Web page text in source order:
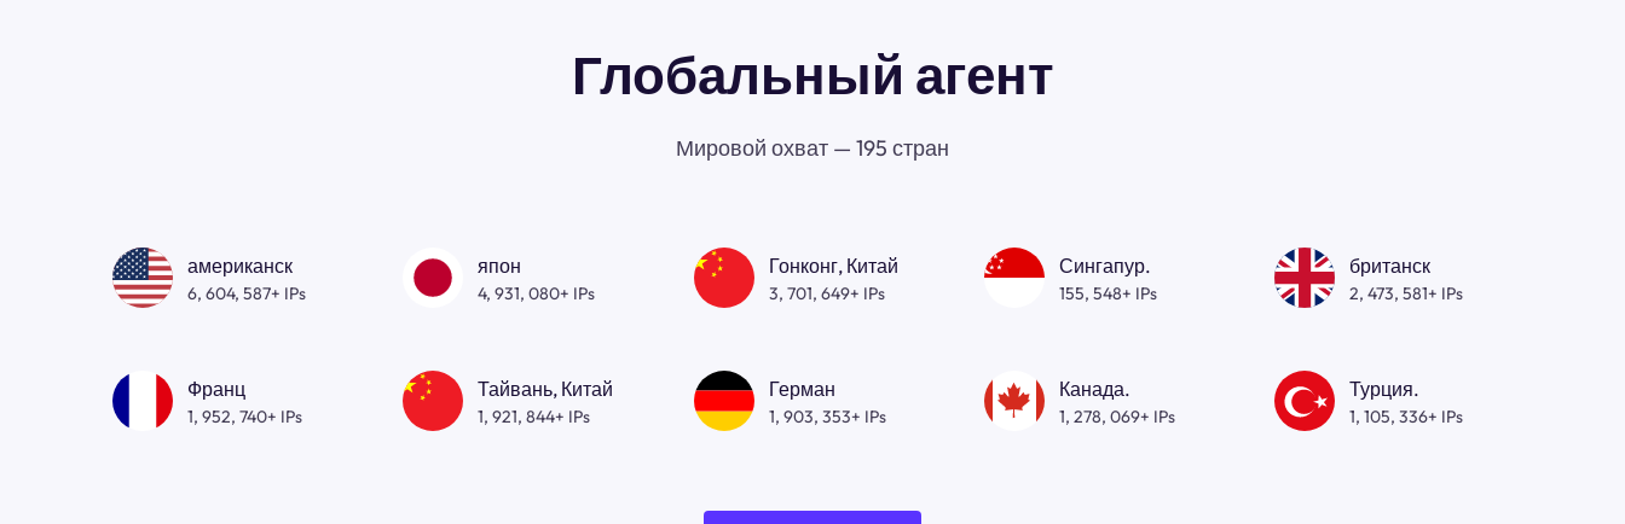
Глобальный агент
Мировой охват — 195 стран
американск
6, 604, 587+ IPs
япон
4, 931, 080+ IPs
Гонконг, Китай
3, 701, 649+ IPs
Сингапур.
155, 548+ IPs
британск
2, 473, 581+ IPs
Франц
1, 952, 740+ IPs
Тайвань, Китай
1, 921, 844+ IPs
Герман
1, 903, 353+ IPs
Канада.
1, 278, 069+ IPs
Турция.
1, 105, 336+ IPs